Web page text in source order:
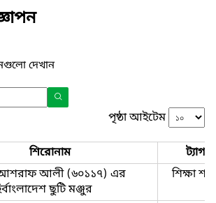
দেখান
পৃষ্ঠা আইটেম
শিরোনাম
ট্যাগ
আলী (৬০১১৭) এর
ছুটি মঞ্জুর
শিক্ষা